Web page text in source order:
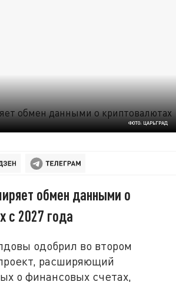
ФОТО: ЦАРЬГРАД
обмен данными о
с 2027 года
одобрил во втором
расширяющий
о финансовых счетах,